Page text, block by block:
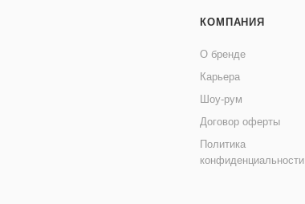
КОМПАНИЯ
О бренде
Карьера
Шоу-рум
Договор оферты
Политика
конфиденциальности